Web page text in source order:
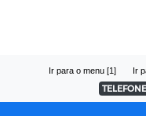
Ir para o menu [1] Ir